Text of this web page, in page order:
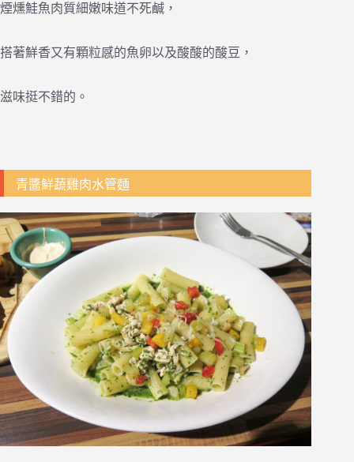
煙燻鮭魚肉質細嫩味道不死鹹，
搭著鮮香又有顆粒感的魚卵以及酸酸的酸豆，
滋味挺不錯的。
青醬鮮蔬雞肉水管麵